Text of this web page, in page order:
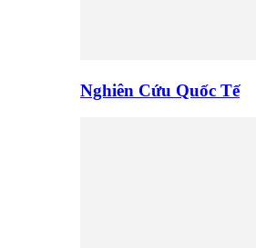
Nghiên Cứu Quốc Tế